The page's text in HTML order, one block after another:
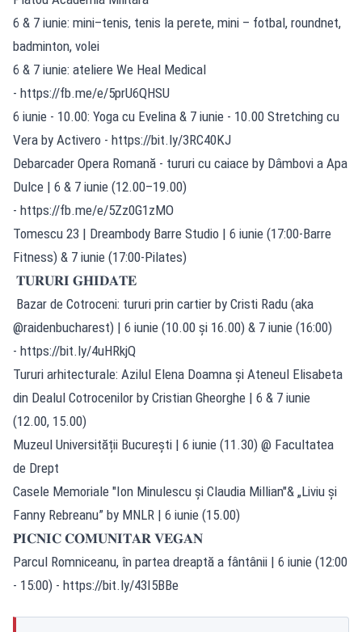
6 & 7 iunie: mini–tenis, tenis la perete, mini – fotbal, roundnet,
badminton, volei
6 & 7 iunie: ateliere We Heal Medical
- https://fb.me/e/5prU6QHSU
6 iunie - 10.00: Yoga cu Evelina & 7 iunie - 10.00 Stretching cu
Vera by Activero - https://bit.ly/3RC40KJ
Debarcader Opera Romană - tururi cu caiace by Dâmbovi a Apa
Dulce | 6 & 7 iunie (12.00–19.00)
- https://fb.me/e/5Zz0G1zMO
Tomescu 23 | Dreambody Barre Studio | 6 iunie (17:00-Barre
Fitness) & 7 iunie (17:00-Pilates)
𝐓𝐔𝐑𝐔𝐑𝐈 𝐆𝐇𝐈𝐃𝐀𝐓𝐄
Bazar de Cotroceni: tururi prin cartier by Cristi Radu (aka
@raidenbucharest) | 6 iunie (10.00 și 16.00) & 7 iunie (16:00)
- https://bit.ly/4uHRkjQ
Tururi arhitecturale: Azilul Elena Doamna și Ateneul Elisabeta
din Dealul Cotrocenilor by Cristian Gheorghe | 6 & 7 iunie
(12.00, 15.00)
Muzeul Universității București | 6 iunie (11.30) @ Facultatea
de Drept
Casele Memoriale "Ion Minulescu și Claudia Millian"& „Liviu și
Fanny Rebreanu” by MNLR | 6 iunie (15.00)
𝐏𝐈𝐂𝐍𝐈𝐂 𝐂𝐎𝐌𝐔𝐍𝐈𝐓𝐀𝐑 𝐕𝐄𝐆𝐀𝐍
Parcul Romniceanu, în partea dreaptă a fântânii | 6 iunie (12:00
- 15:00) - https://bit.ly/43I5BBe